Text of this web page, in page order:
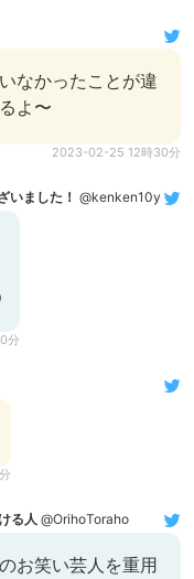
なかったことが違
よ〜
2023-02-25 12時30分
いました！ @kenken10y
分
る人 @OrihoToraho
お笑い芸人を重用